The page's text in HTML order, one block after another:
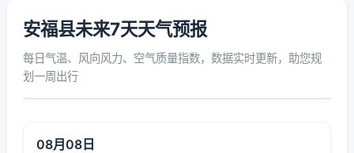
安福县未来7天天气预报
每日气温、风向风力、空气质量指数，数据实时更新，助您规
划一周出行
08月08日